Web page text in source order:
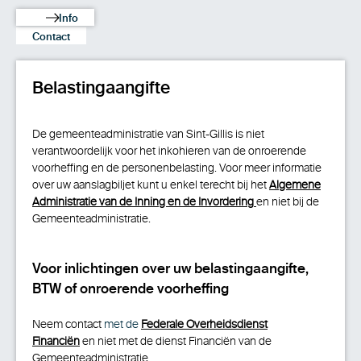
Info
Contact
Belastingaangifte
De gemeenteadministratie van Sint-Gillis is niet
verantwoordelijk voor het inkohieren van de onroerende
voorheffing en de personenbelasting. Voor meer informatie
over uw aanslagbiljet kunt u enkel terecht bij hetAlgemene
Administratie van de Inning en de Invorderingen niet bij de
Gemeenteadministratie.
Voor inlichtingen over uw belastingaangifte,
BTW of onroerende voorheffing
Neemcontact met de Federale Overheidsdienst
Financiënen niet met de dienst Financiën van de
Gemeenteadministratie.